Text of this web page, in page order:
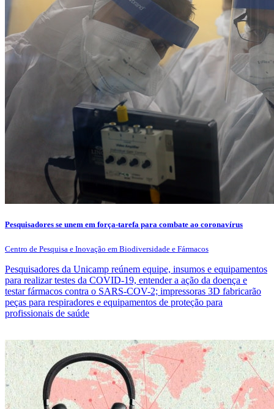
Pesquisadores se unem em força-tarefa para combate ao coronavírus
Centro de Pesquisa e Inovação em Biodiversidade e Fármacos
Pesquisadores da Unicamp reúnem equipe, insumos e equipamentos
para realizar testes da COVID-19, entender a ação da doença e
testar fármacos contra o SARS-COV-2; impressoras 3D fabricarão
peças para respiradores e equipamentos de proteção para
profissionais de saúde